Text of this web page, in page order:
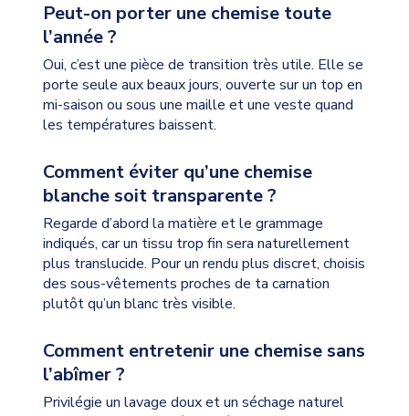
Peut-on porter une chemise toute
l’année ?
Oui, c’est une pièce de transition très utile. Elle se
porte seule aux beaux jours, ouverte sur un top en
mi-saison ou sous une maille et une veste quand
les températures baissent.
Comment éviter qu’une chemise
blanche soit transparente ?
Regarde d’abord la matière et le grammage
indiqués, car un tissu trop fin sera naturellement
plus translucide. Pour un rendu plus discret, choisis
des sous-vêtements proches de ta carnation
plutôt qu’un blanc très visible.
Comment entretenir une chemise sans
l’abîmer ?
Privilégie un lavage doux et un séchage naturel